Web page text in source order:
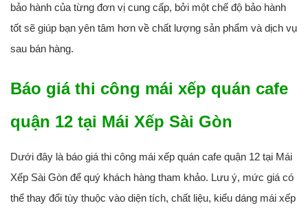
bảo hành của từng đơn vị cung cấp, bởi một chế độ bảo hành
tốt sẽ giúp bạn yên tâm hơn về chất lượng sản phẩm và dịch vụ
sau bán hàng.
Báo giá thi công mái xếp quán cafe
quận 12 tại Mái Xếp Sài Gòn
Dưới đây là báo giá thi công mái xếp quán cafe quận 12 tại Mái
Xếp Sài Gòn để quý khách hàng tham khảo. Lưu ý, mức giá có
thể thay đổi tùy thuộc vào diện tích, chất liệu, kiểu dáng mái xếp